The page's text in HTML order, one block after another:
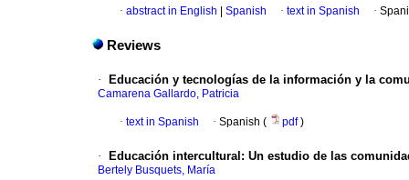
· abstract in English Spanish · text in Spanish ·
Reviews
· Educación y tecnologías de la información y la
Camarena Gallardo, Patricia
· text in Spanish · Spanish ( pdf)
· Educación intercultural : Un estudio de las
Bertely Busquets, María